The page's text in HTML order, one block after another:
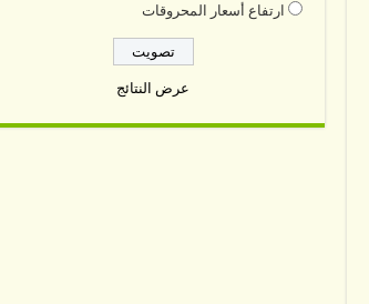
ارتفاع أسعار المحروقات
عرض النتائج